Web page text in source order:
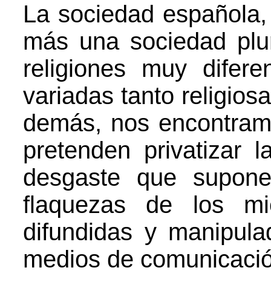
La sociedad
más una sociedad
religiones muy
variadas tanto
demás, nos
pretenden
desgaste que
flaquezas de los
difundidas y
medios de